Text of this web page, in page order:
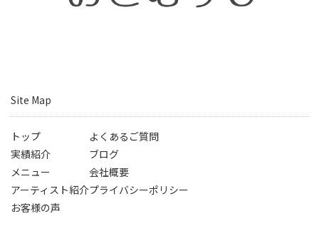
Site Map
トップ
実績紹介
メニュー
アーティスト紹介
お客様の声
よくあるご質問
ブログ
会社概要
プライバシーポリシー